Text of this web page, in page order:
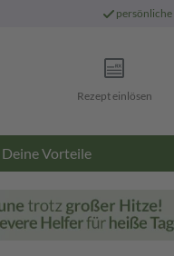
persönliche
Rezept einlösen
Deine Vorteile